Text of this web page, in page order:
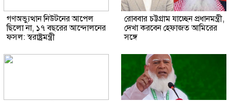
গণঅভ্যুত্থান নিউটনের আপেল
ছিলো না, ১৭ বছরের আন্দোলনের
ফসল: স্বরাষ্ট্রমন্ত্রী
রোববার চট্টগ্রাম যাচ্ছেন প্রধানমন্ত্রী,
দেখা করবেন হেফাজত আমিরের
সঙ্গে